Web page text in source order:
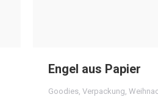
Engel aus Papier
Goodies, Verpackung,